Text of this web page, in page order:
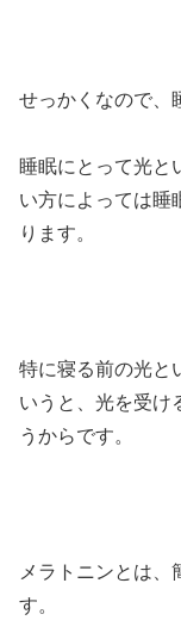
せっかくなので、
睡眠にとって光と
い方によっては睡
ります。
特に寝る前の光と
いうと、光を受け
うからです。
メラトニンとは
す。